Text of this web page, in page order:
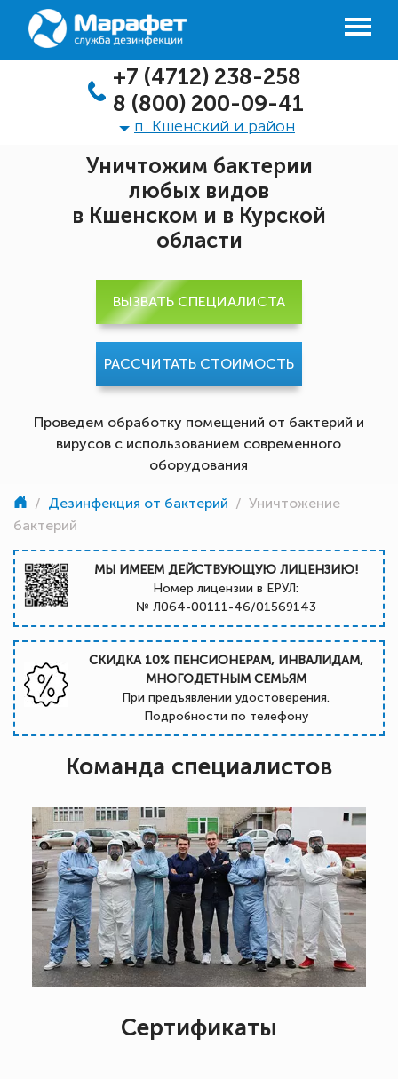
+7 (4712) 238-258
8 (800) 200-09-41
п. Кшенский и район
Уничтожим бактерии
любых видов
в Кшенском и в Курской
области
Проведем обработку помещений от бактерий и
вирусов с использованием современного
оборудования
ВЫЗВАТЬ СПЕЦИАЛИСТА
РАССЧИТАТЬ СТОИМОСТЬ
/ Дезинфекция от бактерий / Уничтожение
бактерий
МЫ ИМЕЕМ ДЕЙСТВУЮЩУЮ ЛИЦЕНЗИЮ!
Номер лицензии в ЕРУЛ:
№ Л064-00111-46/01569143
СКИДКА 10% ПЕНСИОНЕРАМ, ИНВАЛИДАМ,
МНОГОДЕТНЫМ СЕМЬЯМ
При предъявлении удостоверения.
Подробности по телефону
Команда специалистов
Сертификаты